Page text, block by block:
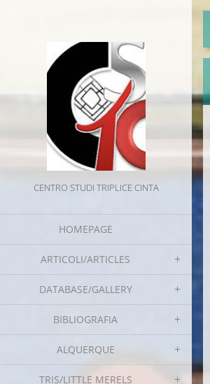
CENTRO STUDI TRIPLICE CINTA
HOMEPAGE
ARTICOLI/ARTICLES
DATABASE/GALLERY
BIBLIOGRAFIA
ALQUERQUE
TRIS/LITTLE MERELS